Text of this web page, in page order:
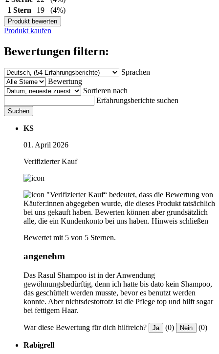
1 Stern
19 (4%)
Produkt bewerten
Produkt kaufen
Bewertungen filtern:
Sprachen
Bewertung
Sortieren nach
Erfahrungsberichte suchen
Suchen
KS
01. April 2026
Verifizierter Kauf
"Verifizierter Kauf“ bedeutet, dass die Bewertung von
Käufer:innen abgegeben wurde, die dieses Produkt tatsächlich
bei uns gekauft haben. Bewerten können aber grundsätzlich
alle, die ein Kundenkonto bei uns haben. Hinweis schließen
Bewertet mit 5 von 5 Sternen.
angenehm
Das Rasul Shampoo ist in der Anwendung
gewöhnungsbedürftig, denn ich hatte bis dato kein Shampoo,
das geschüttelt werden musste, bevor es benutzt werden
konnte. Aber nichtsdestotrotz ist die Pflege top und hilft sogar
bei fettigem Haar.
War diese Bewertung für dich hilfreich? Ja (0) Nein (0)
Rabigrell